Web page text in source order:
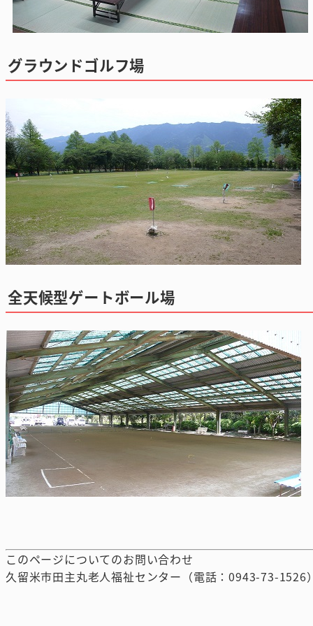
グラウンドゴルフ場
全天候型ゲートボール場
このページについてのお問い合わせ
久留米市田主丸老人福祉センター（電話：0943-73-1526